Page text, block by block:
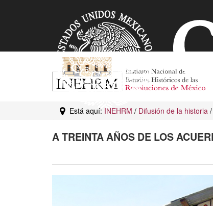
Está aquí: INEHRM / Difusión de la historia /
A TREINTA AÑOS DE LOS